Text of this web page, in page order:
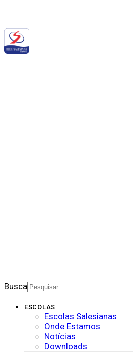
Busca
ESCOLAS
Escolas Salesianas
Onde Estamos
Notícias
Downloads